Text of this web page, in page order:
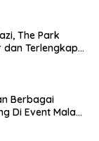
The Park
dan Terlengkap
Berbagai
Di Event Malam